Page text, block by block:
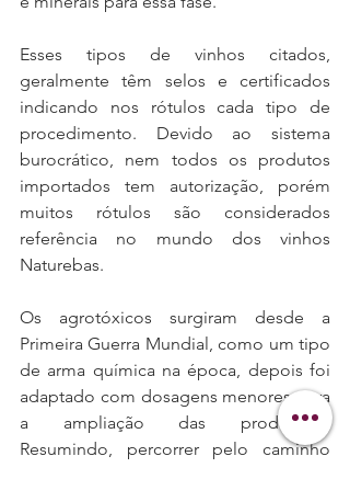
Esses tipos de vinhos citados,
geralmente têm selos e certificados
indicando nos rótulos cada tipo de
procedimento. Devido ao sistema
burocrático, nem todos os produtos
importados tem autorização, porém
muitos rótulos são considerados
referência no mundo dos vinhos
Naturebas.
Os agrotóxicos surgiram desde a
Primeira Guerra Mundial, como um tipo
de arma química na época, depois foi
adaptado com dosagens menores para
a ampliação das produções.
Resumindo, percorrer pelo caminho